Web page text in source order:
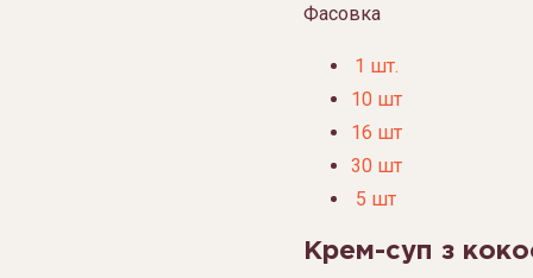
Фасовка
1 шт.
10 шт
16 шт
30 шт
5 шт
Крем-суп з